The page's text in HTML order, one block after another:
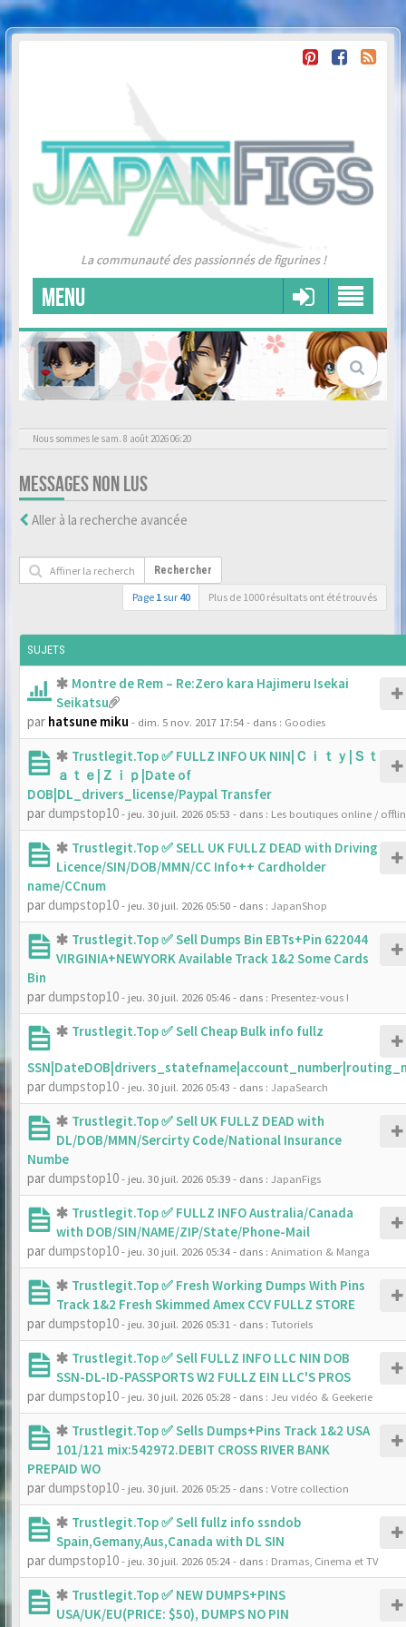
La communauté des passionnés de figurines !
MENU
Nous sommes le sam. 8 août 2026 06:20
MESSAGES NON LUS
Aller à la recherche avancée
Rechercher
Page 1 sur 40 Plus de 1000 résultats ont été trouvés
SUJETS
Montre de Rem – Re:Zero kara Hajimeru Isekai
Seikatsu
par hatsune miku - dim. 5 nov. 2017 17:54- dans : Goodies
Trustlegit.Top ✅ FULLZ INFO UK NIN|Ｃｉｔｙ|Ｓｔ
ａｔｅ|Ｚｉｐ|Date of
DOB|DL_drivers_license/Paypal Transfer
par dumpstop10- jeu. 30 juil. 2026 05:53 - dans : Les boutiques online /
Trustlegit.Top ✅ SELL UK FULLZ DEAD with Driving
Licence/SIN/DOB/MMN/CC Info++ Cardholder
name/CCnum
par dumpstop10- jeu. 30 juil. 2026 05:50- dans : JapanShop
Trustlegit.Top ✅ Sell Dumps Bin EBTs+Pin 622044
VIRGINIA+NEWYORK Available Track 1&2 Some Cards
Bin
par dumpstop10- jeu. 30 juil. 2026 05:46- dans : Presentez-vous !
Trustlegit.Top ✅ Sell Cheap Bulk info fullz
par dumpstop10- jeu. 30 juil. 2026 05:43 - dans : JapaSearch
Trustlegit.Top ✅ Sell UK FULLZ DEAD with
DL/DOB/MMN/Sercirty Code/National Insurance
Numbe
par dumpstop10- jeu. 30 juil. 2026 05:39- dans : JapanFigs
Trustlegit.Top ✅ FULLZ INFO Australia/Canada
with DOB/SIN/NAME/ZIP/State/Phone-Mail
par dumpstop10- jeu. 30 juil. 2026 05:34- dans : Animation & Manga
Trustlegit.Top ✅ Fresh Working Dumps With Pins
Track 1&2 Fresh Skimmed Amex CCV FULLZ STORE
par dumpstop10- jeu. 30 juil. 2026 05:31 - dans : Tutoriels
Trustlegit.Top ✅ Sell FULLZ INFO LLC NIN DOB
SSN-DL-ID-PASSPORTS W2 FULLZ EIN LLC'S PROS
par dumpstop10- jeu. 30 juil. 2026 05:28- dans : Jeu vidéo & Geekerie
Trustlegit.Top ✅ Sells Dumps+Pins Track 1&2 USA
101/121 mix:542972.DEBIT CROSS RIVER BANK
PREPAID WO
par dumpstop10- jeu. 30 juil. 2026 05:25- dans : Votre collection
Trustlegit.Top ✅ Sell fullz info ssndob
Spain,Gemany,Aus,Canada with DL SIN
par dumpstop10- jeu. 30 juil. 2026 05:24- dans : Dramas, Cinema et TV
Trustlegit.Top ✅ NEW DUMPS+PINS
USA/UK/EU(PRICE: $50), DUMPS NO PIN